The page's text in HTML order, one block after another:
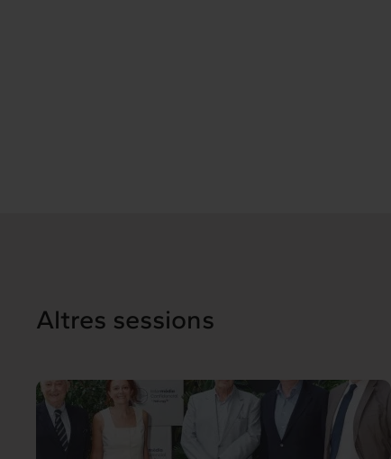
Altres sessions